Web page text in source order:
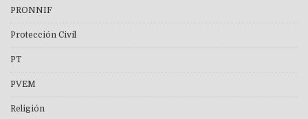
PRONNIF
Protección Civil
PT
PVEM
Religión